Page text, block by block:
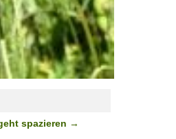
spazieren →